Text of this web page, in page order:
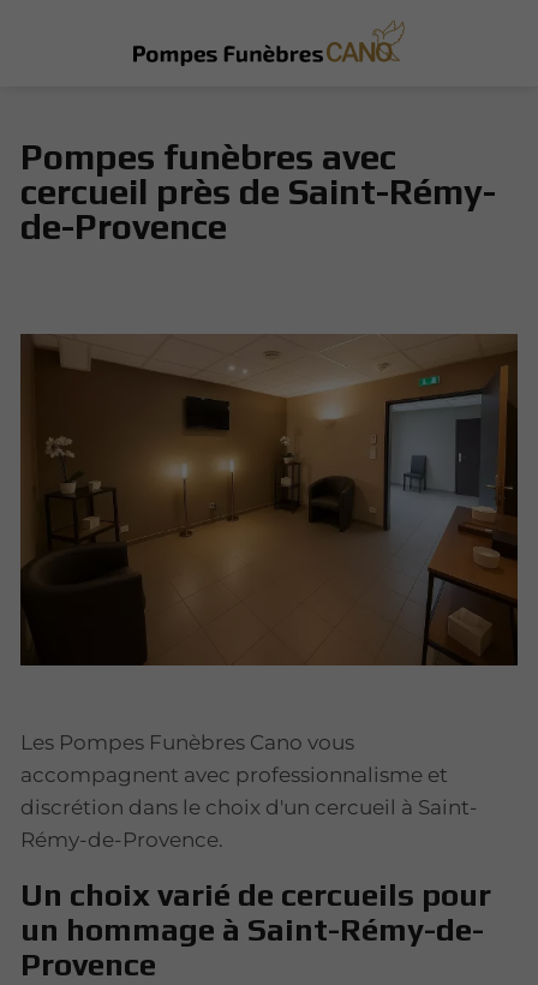
Pompes funèbres avec
cercueil près de Saint-Rémy-
de-Provence
Les Pompes Funèbres Cano vous
accompagnent avec professionnalisme et
discrétion dans le choix d'un cercueil à Saint-
Rémy-de-Provence.
Un choix varié de cercueils pour
un hommage à Saint-Rémy-de-
Provence